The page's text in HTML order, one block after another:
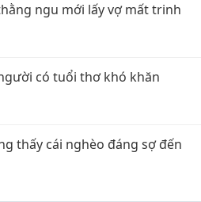
ngu mới lấy vợ mất trinh
có tuổi thơ khó khăn
thấy cái nghèo đáng sợ đến